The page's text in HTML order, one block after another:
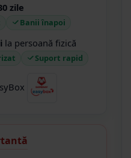
zile
Banii înapoi
la persoană fizică
Suport rapid